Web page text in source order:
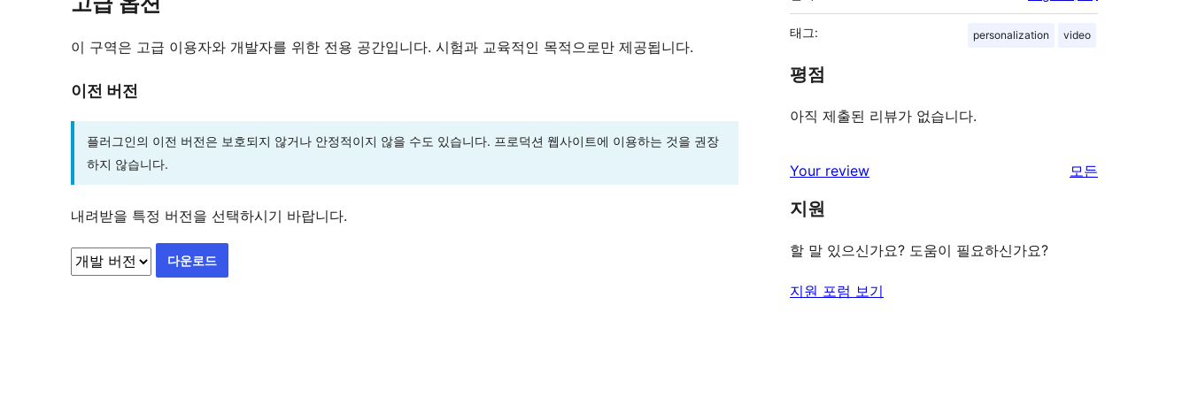
이 구역은 고급 이용자와 개발자를 위한 전용 공간입니다. 시험과 교육적인 목적으로만 제공됩니다.
이전 버전
플러그인의 이전 버전은 보호되지 않거나 안정적이지 않을 수도 있습니다. 프로덕션 웹사이트에 이용하는 것을 권장
하지 않습니다.
내려받을 특정 버전을 선택하시기 바랍니다.
다운로드
태그: personalization video
평점
아직 제출된 리뷰가 없습니다.
Your review 모든
지원
할 말 있으신가요? 도움이 필요하신가요?
지원 포럼 보기